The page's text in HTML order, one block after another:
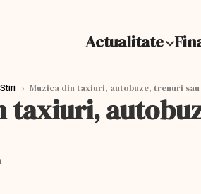
Actualitate
Stiri › Muzica din taxiuri, autobuze, trenuri
taxiuri,